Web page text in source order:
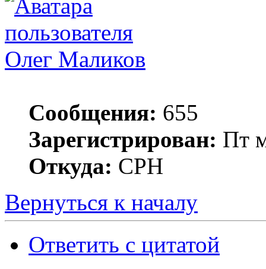
Олег Маликов
Сообщения: 655
Зарегистрирован: Пт
Откуда: СРН
Вернуться к началу
Ответить с цитатой